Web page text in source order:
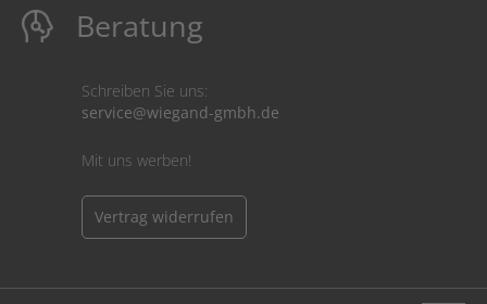
Beratung
Schreiben Sie uns:
service@wiegand-gmbh.de
Mit uns werben!
Vertrag widerrufen